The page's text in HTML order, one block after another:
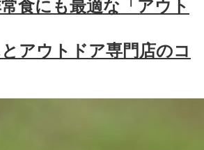
食にも最適な「アウト
アウトドア専門店のコ